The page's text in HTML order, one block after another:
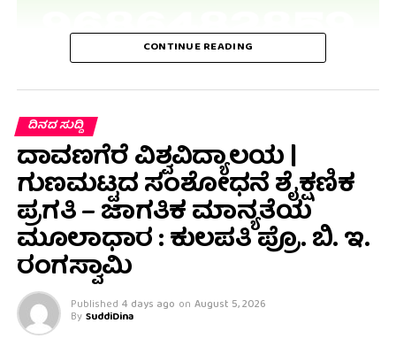
CONTINUE READING
ದಿನದ ಸುದ್ದಿ
ದಾವಣಗೆರೆ ವಿಶ್ವವಿದ್ಯಾಲಯ |
ಗುಣಮಟ್ಟದ ಸಂಶೋಧನೆ ಶೈಕ್ಷಣಿಕ
ಪ್ರಗತಿ – ಜಾಗತಿಕ ಮಾನ್ಯತೆಯ
ಮೂಲಾಧಾರ : ಕುಲಪತಿ ಪ್ರೊ. ಬಿ. ಇ.
ರಂಗಸ್ವಾಮಿ
Published 4 days ago on August 5, 2026
By SuddiDina